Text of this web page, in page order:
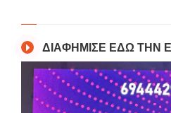
ΔΙΑΦΗΜΙΣΕ ΕΔΩ ΤΗΝ